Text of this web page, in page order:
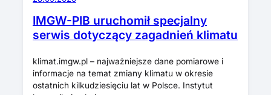
IMGW-PIB uruchomił specjalny
serwis dotyczący zagadnień klimatu
klimat.imgw.pl – najważniejsze dane pomiarowe i
informacje na temat zmiany klimatu w okresie
ostatnich kilkudziesięciu lat w Polsce. Instytut